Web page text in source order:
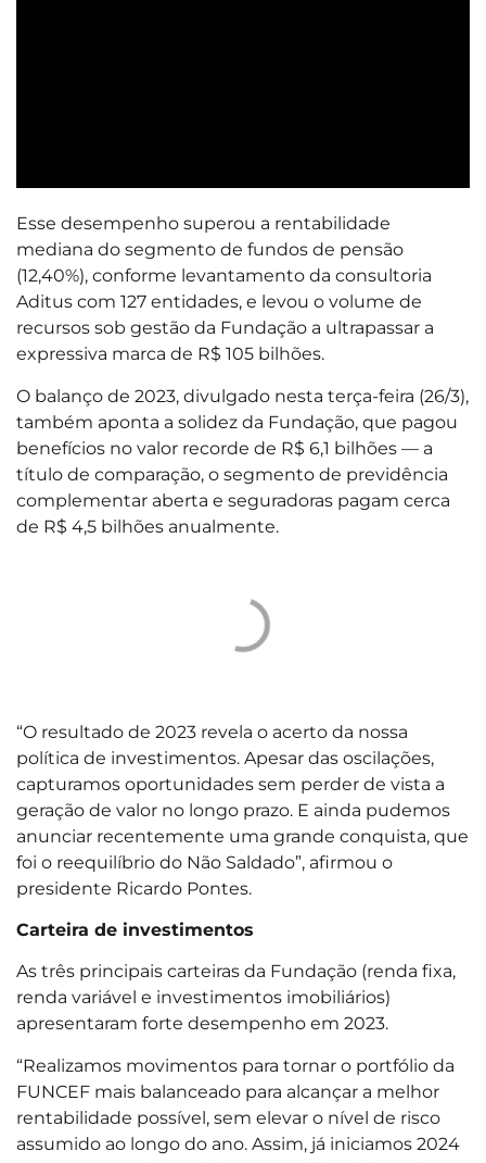
Esse desempenho superou a rentabilidade
mediana do segmento de fundos de pensão
(12,40%), conforme levantamento da consultoria
Aditus com 127 entidades, e levou o volume de
recursos sob gestão da Fundação a ultrapassar a
expressiva marca de R$ 105 bilhões.
O balanço de 2023, divulgado nesta terça-feira (26/3),
também aponta a solidez da Fundação, que pagou
benefícios no valor recorde de R$ 6,1 bilhões — a
título de comparação, o segmento de previdência
complementar aberta e seguradoras pagam cerca
de R$ 4,5 bilhões anualmente.
“O resultado de 2023 revela o acerto da nossa
política de investimentos. Apesar das oscilações,
capturamos oportunidades sem perder de vista a
geração de valor no longo prazo. E ainda pudemos
anunciar recentemente uma grande conquista, que
foi o reequilíbrio do Não Saldado”, afirmou o
presidente Ricardo Pontes.
Carteira de investimentos
As três principais carteiras da Fundação (renda fixa,
renda variável e investimentos imobiliários)
apresentaram forte desempenho em 2023.
“Realizamos movimentos para tornar o portfólio da
FUNCEF mais balanceado para alcançar a melhor
rentabilidade possível, sem elevar o nível de risco
assumido ao longo do ano. Assim, já iniciamos 2024